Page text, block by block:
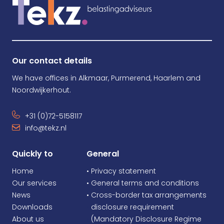
Our contact details
We have offices in Alkmaar, Purmerend, Haarlem and
Noordwijkerhout.
+31 (0)72-5158117
info@tekz.nl
Quickly to
Home
Our services
News
Downloads
About us
General
• Privacy statement
• General terms and conditions
• Cross-border tax arrangements
disclosure requirement
(Mandatory Disclosure Regime